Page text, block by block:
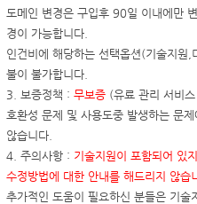
도메인 변경은 구입후 90일 이내에만
경이 가능합니다.
인건비에 해당하는 선택옵션(기술지원
불이 불가합니다.
3. 보증정책 : 무보증 (유료 관리 서비
호환성 문제 및 사용도중 발생하는 문
않습니다.
4. 주의사항 : 기술지원이 포함되어 있
수정방법에 대한 안내를 해드리지 않습
추가적인 도움이 필요하신 분들은 기술